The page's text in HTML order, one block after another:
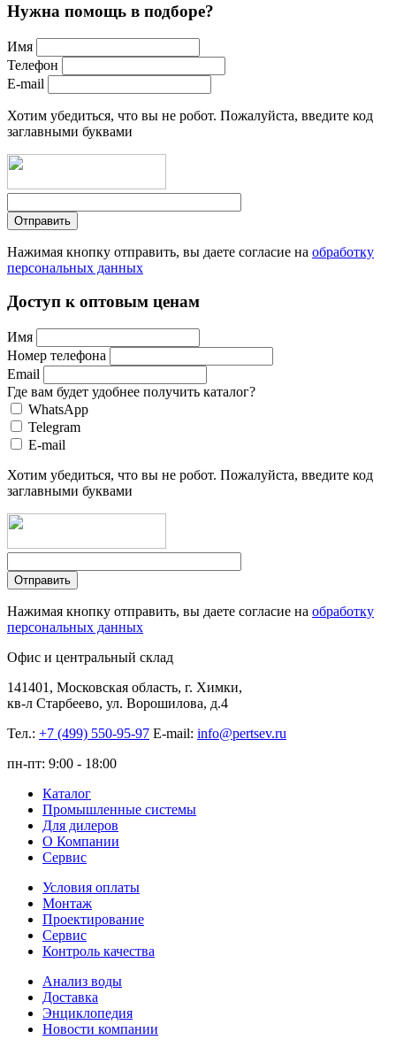
Нужна помощь в подборе?
Имя
Телефон
E-mail
Хотим убедиться, что вы не робот. Пожалуйста, введите код
заглавными буквами
Нажимая кнопку отправить, вы даете согласие на обработку
персональных данных
Доступ к оптовым ценам
Имя
Номер телефона
Email
Где вам будет удобнее получить каталог?
WhatsApp
Telegram
E-mail
Хотим убедиться, что вы не робот. Пожалуйста, введите код
заглавными буквами
Нажимая кнопку отправить, вы даете согласие на обработку
персональных данных
Офис и центральный склад
141401, Московская область, г. Химки,
кв-л Старбеево, ул. Ворошилова, д.4
Тел.: +7 (499) 550-95-97 E-mail: info@pertsev.ru
пн-пт: 9:00 - 18:00
Каталог
Промышленные системы
Для дилеров
О Компании
Сервис
Условия оплаты
Монтаж
Проектирование
Сервис
Контроль качества
Анализ воды
Доставка
Энциклопедия
Новости компании